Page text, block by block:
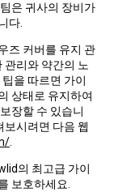
은 귀사의 장비가
다.
즈 커버를 유지 관
관리와 약간의 노
을 따르면 가이
상태로 유지하여
장할 수 있습니
보시려면 다음 웹
.
의 최고급 가이
보호하세요.